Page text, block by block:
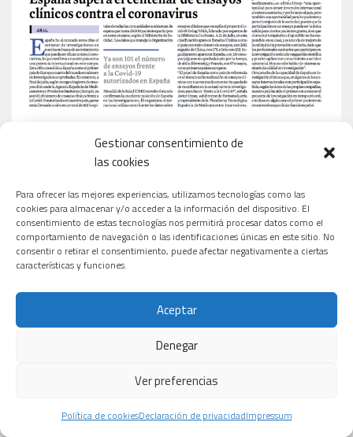
Gestionar consentimiento de
las cookies
Para ofrecer las mejores experiencias, utilizamos tecnologías como las
cookies para almacenar y/o acceder a la información del dispositivo. El
consentimiento de estas tecnologías nos permitirá procesar datos como el
comportamiento de navegación o las identificaciones únicas en este sitio. No
consentir o retirar el consentimiento, puede afectar negativamente a ciertas
características y funciones.
Aceptar
Denegar
Ver preferencias
Política de cookiesDeclaración de privacidadImpressum